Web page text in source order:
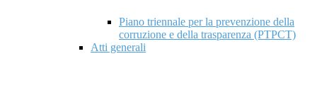
Piano triennale per la prevenzione della
corruzione e della trasparenza (PTPCT)
Atti generali